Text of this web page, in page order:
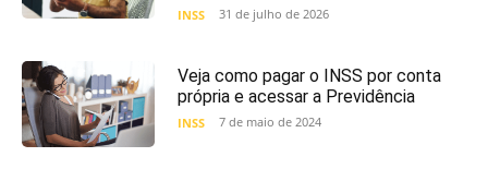
INSS 31 de julho de 2026
Veja como pagar o INSS por conta
própria e acessar a Previdência
INSS 7 de maio de 2024